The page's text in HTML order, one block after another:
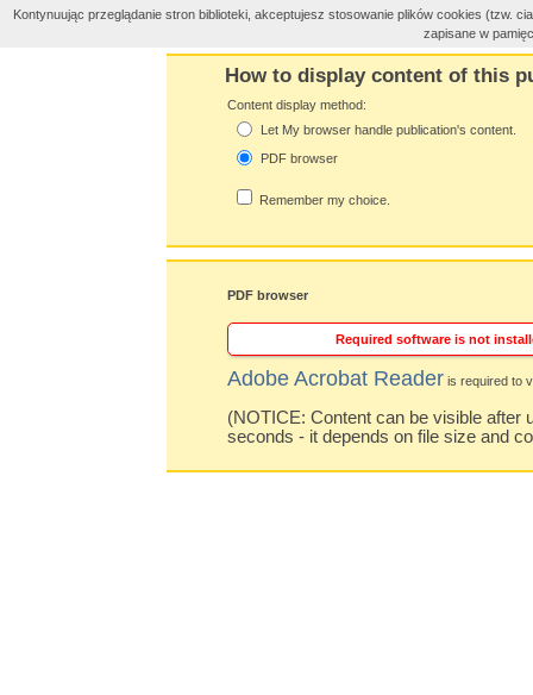
How to display content of this
Content display method:
Let My browser handle publication's content.
PDF browser
Remember my choice.
PDF browser
Required software is not
Adobe Acrobat Reader is required to
(NOTICE: Content can be visible after
seconds - it depends on file size and
Kontynuując przeglądanie stron biblioteki, akceptujesz stosowanie plików cookies
zapisane w